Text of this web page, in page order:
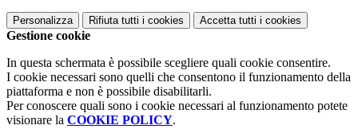
Personalizza Rifiuta tutti i cookies Accetta tutti i cookies
Gestione cookie
In questa schermata è possibile scegliere quali cookie consentire.
I cookie necessari sono quelli che consentono il funzionamento della
piattaforma e non è possibile disabilitarli.
Per conoscere quali sono i cookie necessari al funzionamento potete
visionare la COOKIE POLICY.